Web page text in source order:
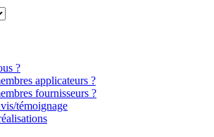
?
applicateurs ?
fournisseurs ?
témoignage